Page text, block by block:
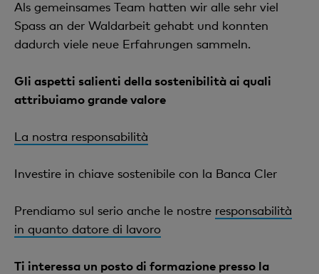
Als gemeinsames Team hatten wir alle sehr viel
Spass an der Waldarbeit gehabt und konnten
dadurch viele neue Erfahrungen sammeln.
Gli aspetti salienti della sostenibilità ai quali
attribuiamo grande valore
La nostra responsabilità
Investire in chiave sostenibile con la Banca Cler
Prendiamo sul serio anche le nostre responsabilità
in quanto datore di lavoro
Ti interessa un posto di formazione presso la